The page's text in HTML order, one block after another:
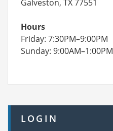
Galveston, TX 77551
Hours
Friday: 7:30PM–9:00PM
Sunday: 9:00AM–1:00PM
LOGIN